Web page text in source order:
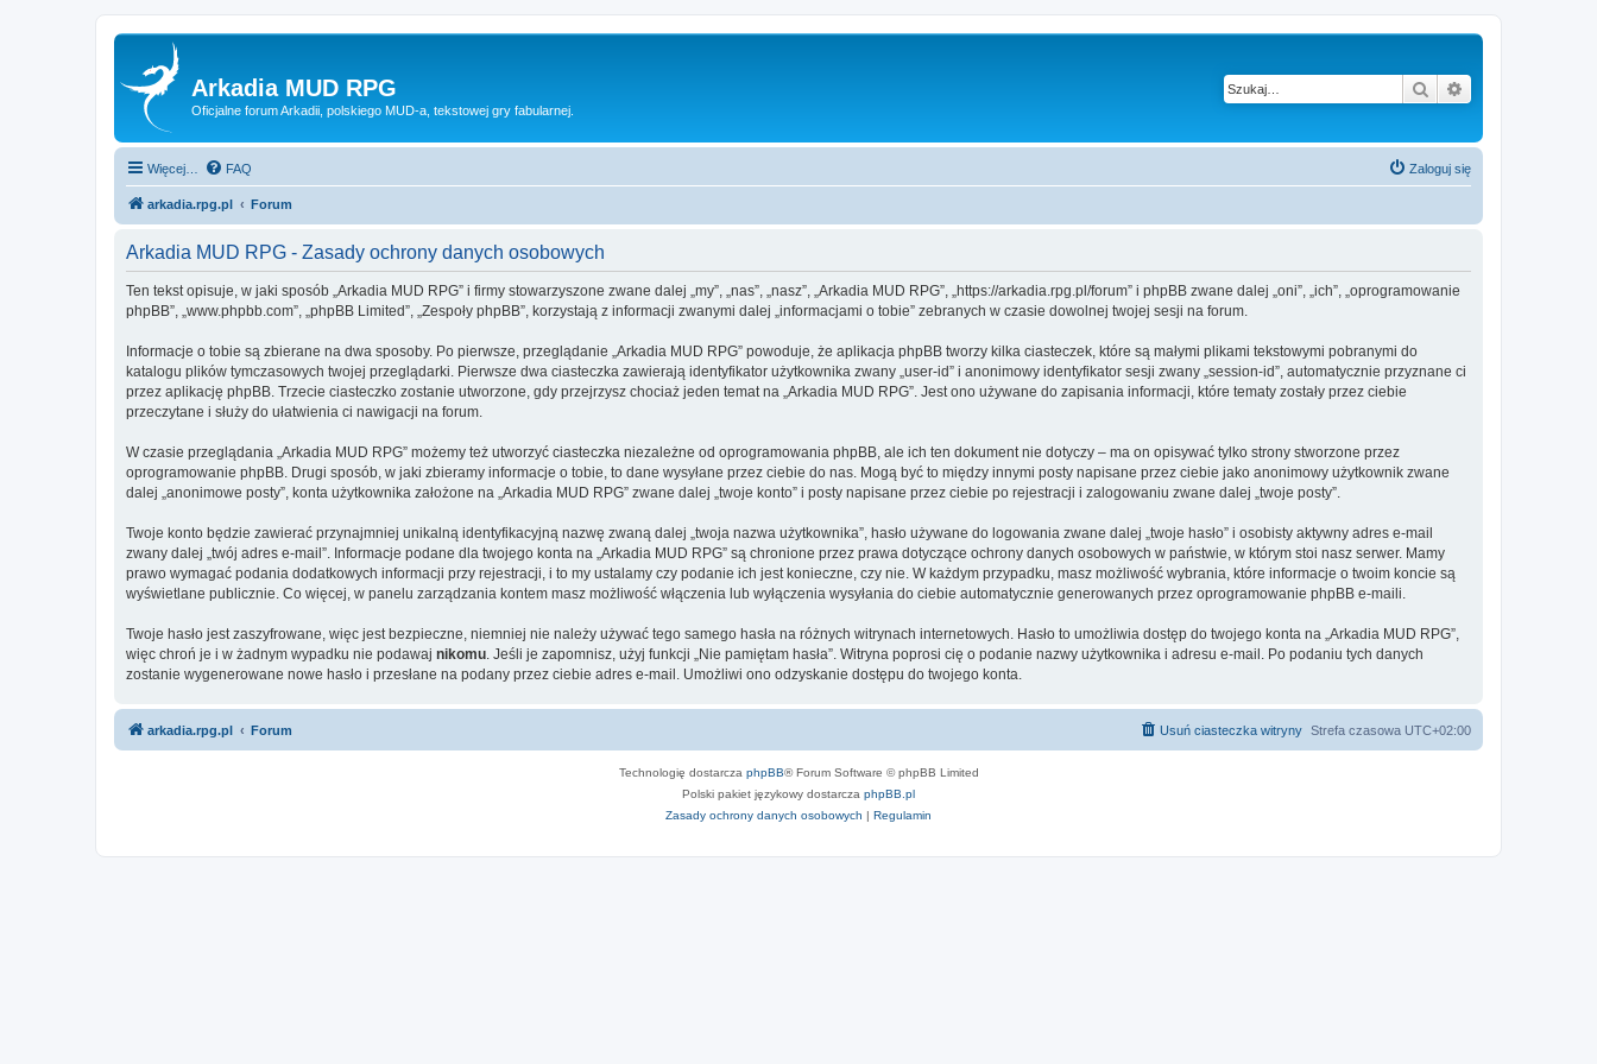
Arkadia MUD RPG
Oficjalne forum Arkadii, polskiego MUD-a, tekstowej gry fabularnej.
Szukaj
Więcej… FAQ Zaloguj się
arkadia.rpg.pl Forum
Arkadia MUD RPG - Zasady ochrony danych osobowych
Ten tekst opisuje, w jaki sposób „Arkadia MUD RPG” i firmy stowarzyszone zwane dalej „my”, „nas”, „nasz”, „Arkadia MUD RPG”, „https://arkadia.rpg.pl/forum” i phpBB zwane dalej „oni”, „ich”, „oprogramowanie
phpBB”, „www.phpbb.com”, „phpBB Limited”, „Zespoły phpBB”, korzystają z informacji zwanymi dalej „informacjami o tobie” zebranych w czasie dowolnej twojej sesji na forum.
Informacje o tobie są zbierane na dwa sposoby. Po pierwsze, przeglądanie „Arkadia MUD RPG” powoduje, że aplikacja phpBB tworzy kilka ciasteczek, które są małymi plikami tekstowymi pobranymi do
katalogu plików tymczasowych twojej przeglądarki. Pierwsze dwa ciasteczka zawierają identyfikator użytkownika zwany „user-id” i anonimowy identyfikator sesji zwany „session-id”, automatycznie przyznane ci
przez aplikację phpBB. Trzecie ciasteczko zostanie utworzone, gdy przejrzysz chociaż jeden temat na „Arkadia MUD RPG”. Jest ono używane do zapisania informacji, które tematy zostały przez ciebie
przeczytane i służy do ułatwienia ci nawigacji na forum.
W czasie przeglądania „Arkadia MUD RPG” możemy też utworzyć ciasteczka niezależne od oprogramowania phpBB, ale ich ten dokument nie dotyczy – ma on opisywać tylko strony stworzone przez
oprogramowanie phpBB. Drugi sposób, w jaki zbieramy informacje o tobie, to dane wysyłane przez ciebie do nas. Mogą być to między innymi posty napisane przez ciebie jako anonimowy użytkownik zwane
dalej „anonimowe posty”, konta użytkownika założone na „Arkadia MUD RPG” zwane dalej „twoje konto” i posty napisane przez ciebie po rejestracji i zalogowaniu zwane dalej „twoje posty”.
Twoje konto będzie zawierać przynajmniej unikalną identyfikacyjną nazwę zwaną dalej „twoja nazwa użytkownika”, hasło używane do logowania zwane dalej „twoje hasło” i osobisty aktywny adres e-mail
zwany dalej „twój adres e-mail”. Informacje podane dla twojego konta na „Arkadia MUD RPG” są chronione przez prawa dotyczące ochrony danych osobowych w państwie, w którym stoi nasz serwer. Mamy
prawo wymagać podania dodatkowych informacji przy rejestracji, i to my ustalamy czy podanie ich jest konieczne, czy nie. W każdym przypadku, masz możliwość wybrania, które informacje o twoim koncie są
wyświetlane publicznie. Co więcej, w panelu zarządzania kontem masz możliwość włączenia lub wyłączenia wysyłania do ciebie automatycznie generowanych przez oprogramowanie phpBB e-maili.
Twoje hasło jest zaszyfrowane, więc jest bezpieczne, niemniej nie należy używać tego samego hasła na różnych witrynach internetowych. Hasło to umożliwia dostęp do twojego konta na „Arkadia MUD RPG”,
więc chroń je i w żadnym wypadku nie podawaj nikomu. Jeśli je zapomnisz, użyj funkcji „Nie pamiętam hasła”. Witryna poprosi cię o podanie nazwy użytkownika i adresu e-mail. Po podaniu tych danych
zostanie wygenerowane nowe hasło i przesłane na podany przez ciebie adres e-mail. Umożliwi ono odzyskanie dostępu do twojego konta.
arkadia.rpg.pl Forum Strefa czasowa UTC+02:00
Usuń ciasteczka witryny
Technologię dostarcza phpBB® Forum Software © phpBB Limited
Polski pakiet językowy dostarcza phpBB.pl
Zasady ochrony danych osobowych | Regulamin